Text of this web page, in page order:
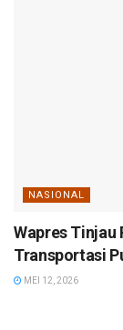
NASIONAL
Wapres Tinjau
Transportasi
MEI 12, 2026